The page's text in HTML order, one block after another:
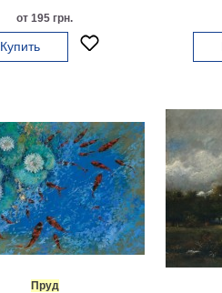
от 195 грн.
Купить
Пруд